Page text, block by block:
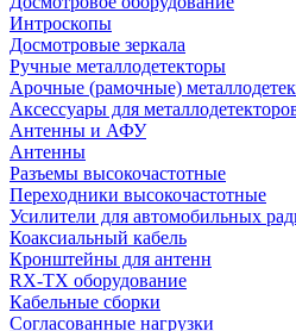
Интроскопы
Досмотровые зеркала
Ручные металлодетекторы
Арочные (рамочные)
Аксессуары для
Антенны и АФУ
Антенны
Разъемы высокочастотные
Переходники высокочастотные
Усилители для автомобильных
Коаксиальный кабель
Кронштейны для антенн
RX-TX оборудование
Кабельные сборки
Согласованные нагрузки